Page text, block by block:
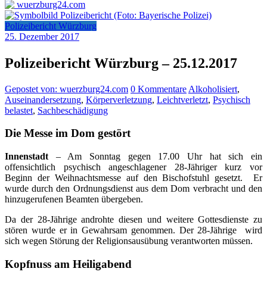
Polizeibericht Würzburg
25. Dezember 2017
Polizeibericht Würzburg – 25.12.2017
Gepostet von: wuerzburg24.com 0 Kommentare Alkoholisiert,
Auseinandersetzung, Körperverletzung, Leichtverletzt, Psychisch
belastet, Sachbeschädigung
Die Messe im Dom gestört
Innenstadt – Am Sonntag gegen 17.00 Uhr hat sich ein
offensichtlich psychisch angeschlagener 28-Jähriger kurz vor
Beginn der Weihnachtsmesse auf den Bischofstuhl gesetzt. Er
wurde durch den Ordnungsdienst aus dem Dom verbracht und den
hinzugerufenen Beamten übergeben.
Da der 28-Jährige androhte diesen und weitere Gottesdienste zu
stören wurde er in Gewahrsam genommen. Der 28-Jährige wird
sich wegen Störung der Religionsausübung verantworten müssen.
Kopfnuss am Heiligabend